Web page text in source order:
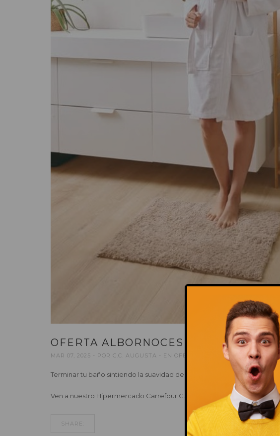
OFERTA ALBORNOCES TEX
MAR 07, 2025 POR C.C. AUGUSTA EN OFERTAS
Terminar tu baño sintiendo la suavidad de los albornoces Text te va a
Ven a nuestro Hipermercado Carrefour C.C. Augusta y disfruta de esta
SHARE: